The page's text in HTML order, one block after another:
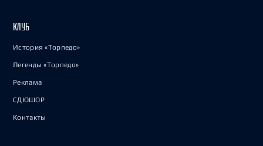
КЛУБ
История «Торпедо»
Легенды «Торпедо»
Реклама
СДЮШОР
Контакты